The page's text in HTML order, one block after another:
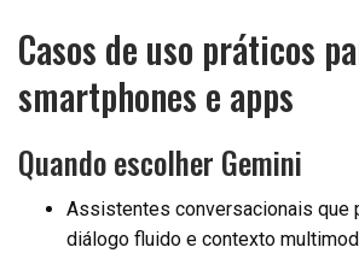
Casos de uso práticos
smartphones e apps
Quando escolher Gemini
Assistentes conversacionais que
diálogo fluido e contexto